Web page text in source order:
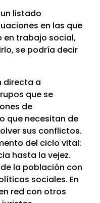
listado
en las que
en trabajo social,
se podría decir
directa a
que se
de
que necesitan de
sus conflictos.
del ciclo vital:
hasta la vejez.
la población con
sociales. En
red con otros